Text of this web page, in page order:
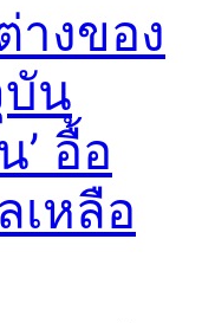
งของ
บัน
อื้อ
เหลือ